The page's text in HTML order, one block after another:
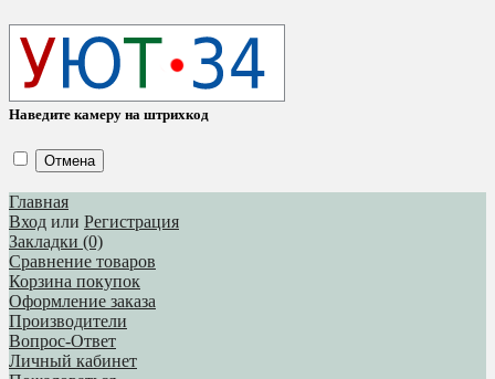
Наведите камеру на штрихкод
Отмена
Главная
Вход или Регистрация
Закладки (0)
Сравнение товаров
Корзина покупок
Оформление заказа
Производители
Вопрос-Ответ
Личный кабинет